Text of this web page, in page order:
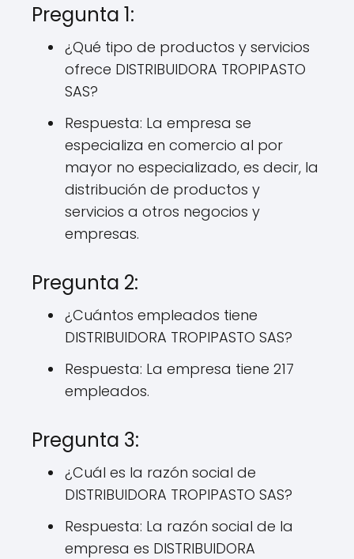
Pregunta 1:
¿Qué tipo de productos y servicios
ofrece DISTRIBUIDORA TROPIPASTO
SAS?
Respuesta: La empresa se
especializa en comercio al por
mayor no especializado, es decir, la
distribución de productos y
servicios a otros negocios y
empresas.
Pregunta 2:
¿Cuántos empleados tiene
DISTRIBUIDORA TROPIPASTO SAS?
Respuesta: La empresa tiene 217
empleados.
Pregunta 3:
¿Cuál es la razón social de
DISTRIBUIDORA TROPIPASTO SAS?
Respuesta: La razón social de la
empresa es DISTRIBUIDORA